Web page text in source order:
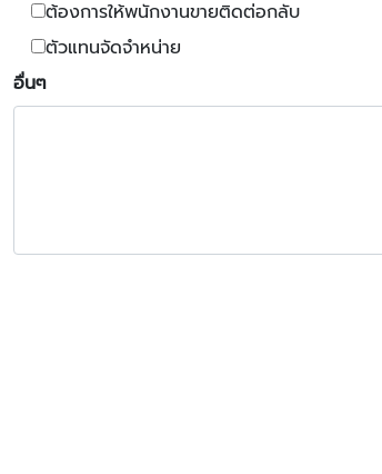
ต้องการให้พนักงานขายติดต่อกลับ
ตัวแทนจัดจำหน่าย
อื่นๆ